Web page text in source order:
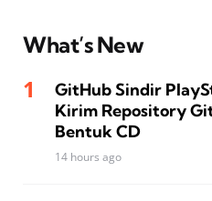
What’s New
GitHub Sindir
Kirim Repository
Bentuk CD
14 hours ago